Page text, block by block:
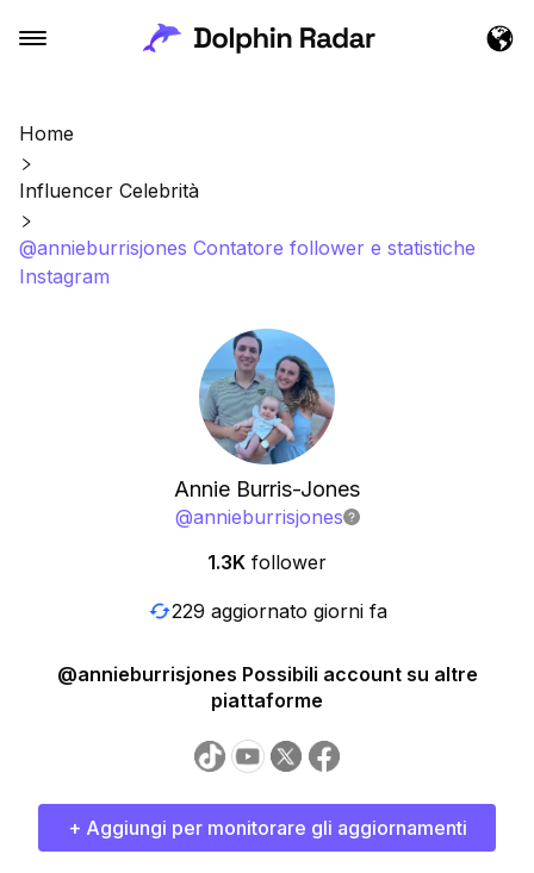
Home
Influencer Celebrità
@annieburrisjones Contatore follower e statistiche
Instagram
Annie Burris-Jones
@annieburrisjones
1.3K follower
229 aggiornato giorni fa
@annieburrisjones Possibili account su altre
piattaforme
+ Aggiungi per monitorare gli aggiornamenti